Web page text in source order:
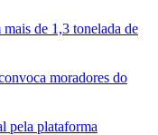
mais de 1,3 tonelada de
moradores do
pela plataforma